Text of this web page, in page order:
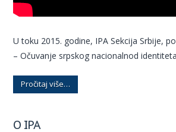
U toku 2015. godine, IPA Sekcija Srbije,
– Očuvanje srpskog nacionalnod identiteta
Pročitaj više…
O IPA